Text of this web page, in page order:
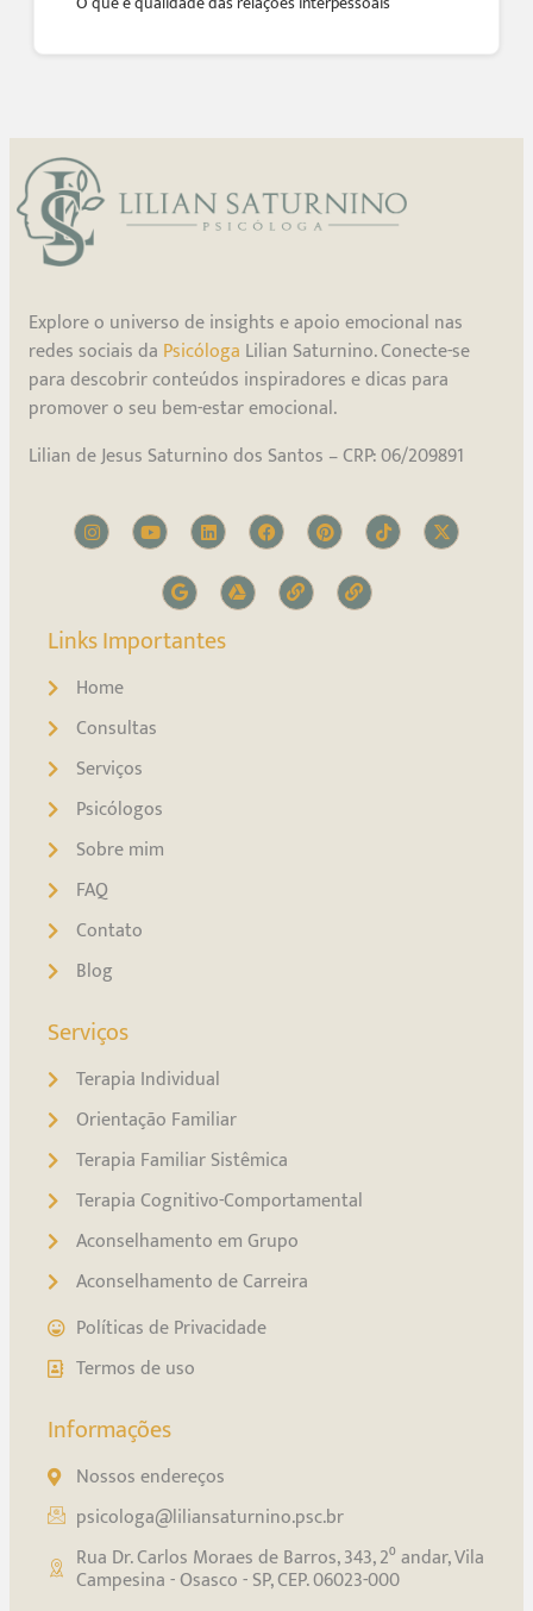
Explore o universo de insights e apoio emocional nas
redes sociais da Psicóloga Lilian Saturnino. Conecte-se
para descobrir conteúdos inspiradores e dicas para
promover o seu bem-estar emocional.
Lilian de Jesus Saturnino dos Santos – CRP: 06/209891
Links Importantes
Home
Consultas
Serviços
Psicólogos
Sobre mim
FAQ
Contato
Blog
Serviços
Terapia Individual
Orientação Familiar
Terapia Familiar Sistêmica
Terapia Cognitivo-Comportamental
Aconselhamento em Grupo
Aconselhamento de Carreira
Políticas de Privacidade
Termos de uso
Informações
Nossos endereços
psicologa@liliansaturnino.psc.br
Rua Dr. Carlos Moraes de Barros, 343, 2⁰ andar, Vila
Campesina - Osasco - SP, CEP. 06023-000